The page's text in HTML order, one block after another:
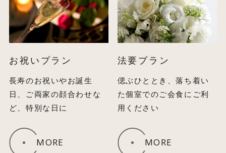
お祝いプラン
長寿のお祝いやお誕生
日、ご両家の顔合わせな
ど、特別な日に
MORE
法要プラン
偲ぶひととき、落ち着い
た個室でのご会食にご利
用ください
MORE